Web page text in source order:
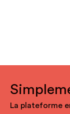
La plateforme